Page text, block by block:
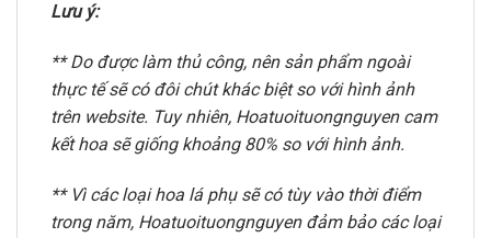
Lưu ý:
** Do được làm thủ công, nên sản phẩm ngoài
thực tế sẽ có đôi chút khác biệt so với hình ảnh
trên website. Tuy nhiên, Hoatuoituongnguyen cam
kết hoa sẽ giống khoảng 80% so với hình ảnh.
** Vì các loại hoa lá phụ sẽ có tùy vào thời điểm
trong năm, Hoatuoituongnguyen đảm bảo các loại